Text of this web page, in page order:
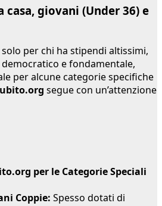
casa, giovani (Under 36) e
per chi ha stipendi altissimi,
e fondamentale,
per alcune categorie specifiche
segue con un’attenzione
per le Categorie Speciali
Coppie: Spesso dotati di